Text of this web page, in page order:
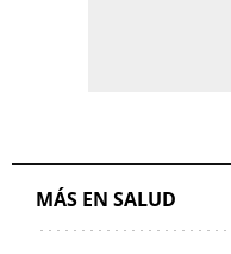
MÁS EN SALUD